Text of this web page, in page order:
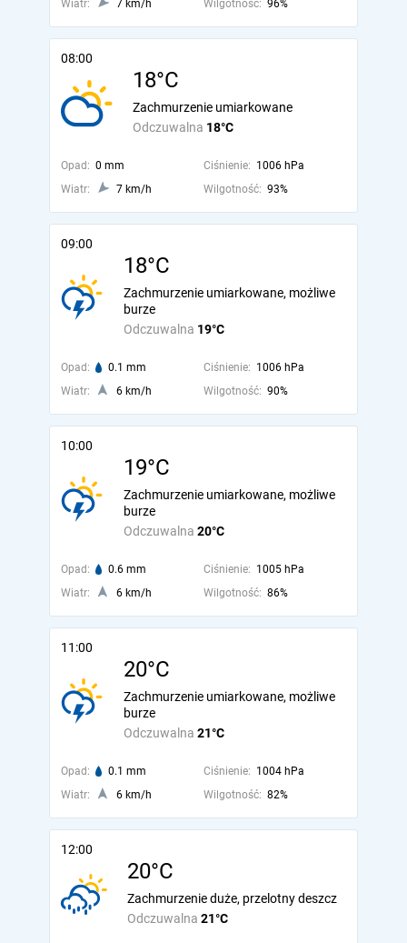
Wiatr: 7 km/h Wilgotność: 96%
08:00
18°C
Odczuwalna 18°C
Zachmurzenie umiarkowane
Opad: 0 mm Ciśnienie: 1006 hPa
Wiatr:
7 km/h Wilgotność: 93%
09:00
18°C
Odczuwalna 19°C
Zachmurzenie umiarkowane, możliwe
burze
Opad: 0.1 mm Ciśnienie: 1006 hPa
Wiatr:
6 km/h Wilgotność: 90%
10:00
19°C
Odczuwalna 20°C
Zachmurzenie umiarkowane, możliwe
burze
Opad: 0.6 mm Ciśnienie: 1005 hPa
Wiatr:
6 km/h Wilgotność: 86%
11:00
20°C
Odczuwalna 21°C
Zachmurzenie umiarkowane, możliwe
burze
Opad: 0.1 mm Ciśnienie: 1004 hPa
Wiatr:
6 km/h Wilgotność: 82%
12:00
20°C
Odczuwalna 21°C
Zachmurzenie duże, przelotny deszcz